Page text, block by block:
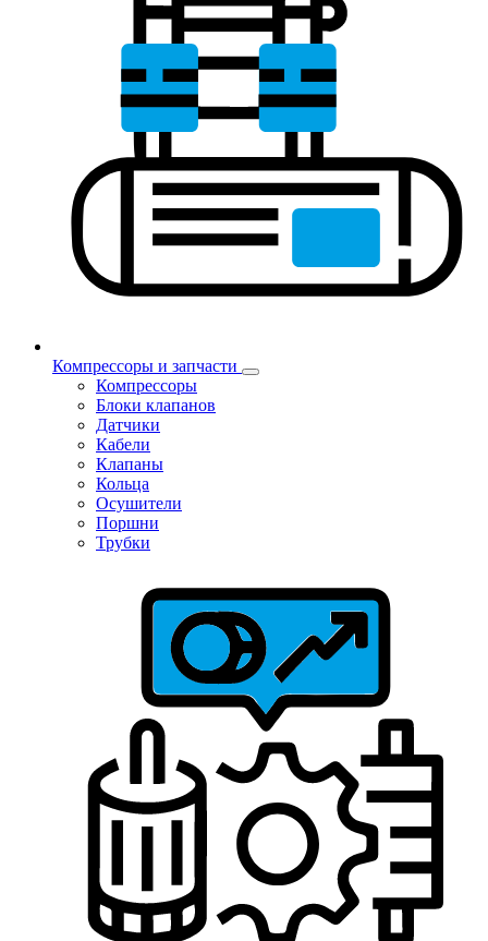
Компрессоры и запчасти
Компрессоры
Блоки клапанов
Датчики
Кабели
Клапаны
Кольца
Осушители
Поршни
Трубки